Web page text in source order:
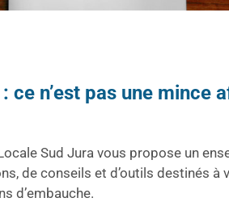
ce n’est pas une mince
Sud Jura vous propose un
de conseils et d’outils destinés à
d’embauche.